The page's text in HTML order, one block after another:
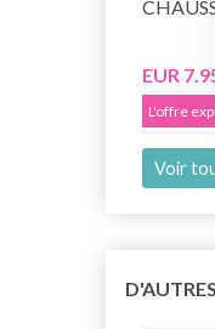
EUR
L'offre
Voir